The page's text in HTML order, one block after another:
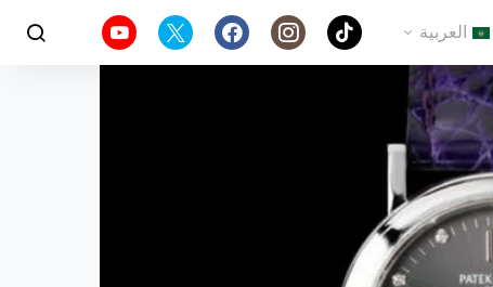
العربية